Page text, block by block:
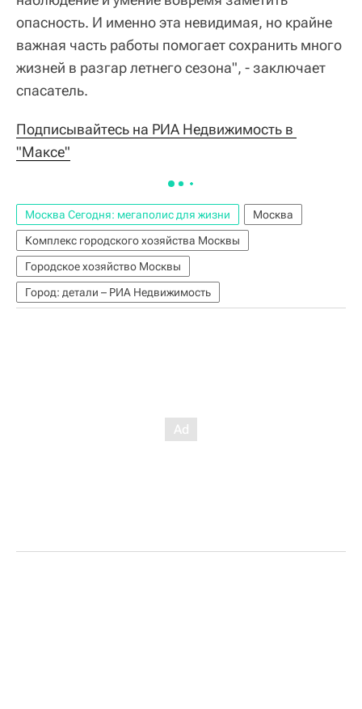
опасность. И именно эта невидимая, но крайне
важная часть работы помогает сохранить много
жизней в разгар летнего сезона", - заключает
спасатель.
Подписывайтесь на РИА Недвижимость в
"Максе"
Москва Сегодня: мегаполис для жизни
Москва
Комплекс городского хозяйства Москвы
Городское хозяйство Москвы
Город: детали – РИА Недвижимость